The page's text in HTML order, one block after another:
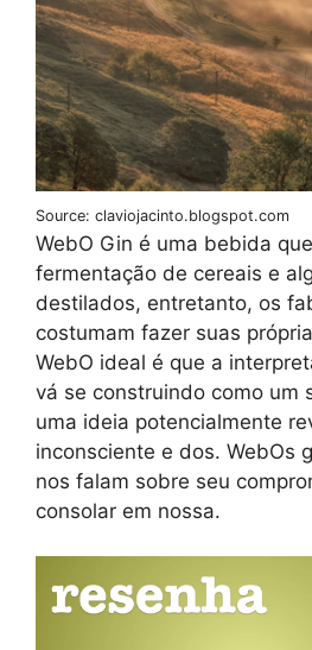
Source: claviojacinto.blogspot.com
WebO Gin é uma bebida
fermentação de cereais e
destilados, entretanto, os
costumam fazer suas
WebO ideal é que a
vá se construindo como um
uma ideia potencialmente
inconsciente e dos. WebOs
nos falam sobre seu
consolar em nossa.